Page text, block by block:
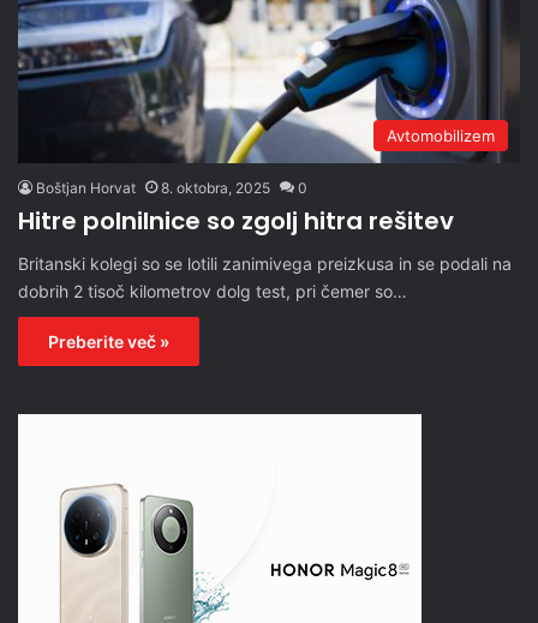
Avtomobilizem
Boštjan Horvat 8. oktobra, 2025 0
Hitre polnilnice so zgolj hitra rešitev
Britanski kolegi so se lotili zanimivega preizkusa in se podali na
dobrih 2 tisoč kilometrov dolg test, pri čemer so…
Preberite več »